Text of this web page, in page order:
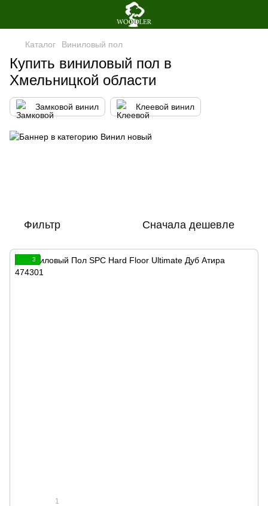
Каталог Виниловый пол
Купить виниловый пол в
Хмельницкой области
Замковой винил Клеевой винил
Фильтр Сначала дешевле
3
1